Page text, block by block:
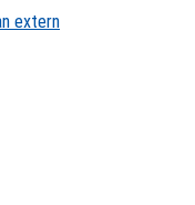
extern